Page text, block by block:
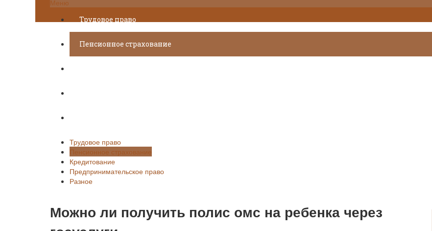
Меню
Трудовое право
Пенсионное страхование
Трудовое право
Пенсионное страхование
Кредитование
Предпринимательское право
Разное
Можно ли получить полис омс на ребенка через